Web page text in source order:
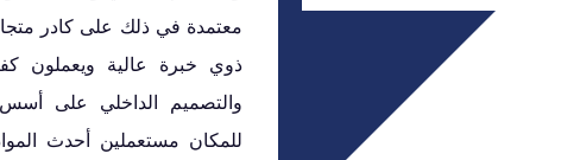
معتمدة في ذلك على كادر
ذوي خبرة عالية ويعملون
والتصميم الداخلي على أسس
للمكان مستعملين أحدث